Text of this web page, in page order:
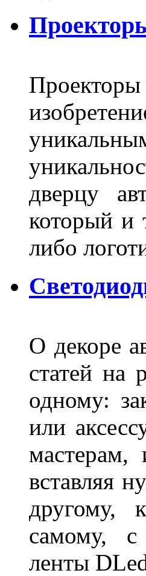
Проекторы
дверцу
который и
либо
О декоре
статей на
одному:
или
мастерам,
вставляя
другому,
самому, с
ленты